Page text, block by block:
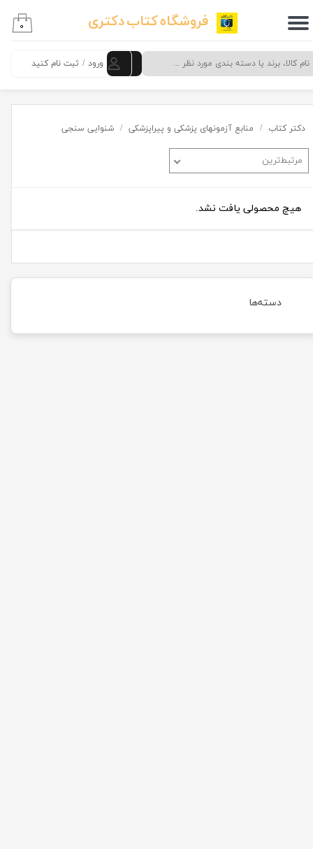
فروشگاه کتاب دکتری
ورود / ثبت نام کنید
حساب کاربری من
تغییر گذر واژه
خروج از حساب کاربری
۰
دسته‌ها
دکتر کتاب منابع آزمونهای پزشکی و پیراپزشکی شنوایی سنجی
مرتبط‌ترین
هیچ محصولی یافت نشد.